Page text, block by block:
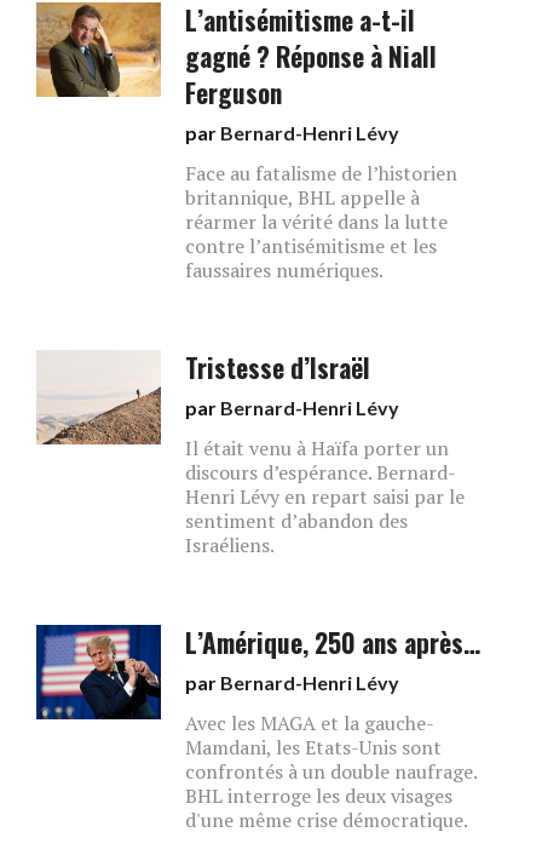
L’antisémitisme a-t-il
gagné ? Réponse à Niall
Ferguson
par Bernard-Henri Lévy
Face au fatalisme de l’historien
britannique, BHL appelle à
réarmer la vérité dans la lutte
contre l’antisémitisme et les
faussaires numériques.
Tristesse d’Israël
par Bernard-Henri Lévy
Il était venu à Haïfa porter un
discours d’espérance. Bernard-
Henri Lévy en repart saisi par le
sentiment d’abandon des
Israéliens.
L’Amérique, 250 ans après…
par Bernard-Henri Lévy
Avec les MAGA et la gauche-
Mamdani, les Etats-Unis sont
confrontés à un double naufrage.
BHL interroge les deux visages
d'une même crise démocratique.